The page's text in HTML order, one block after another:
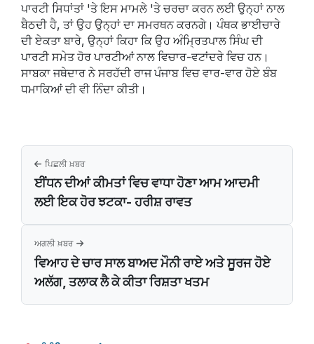
ਪਾਰਟੀ ਸਿਧਾਂਤਾਂ 'ਤੇ ਇਸ ਮਾਮਲੇ 'ਤੇ ਚਰਚਾ ਕਰਨ ਲਈ ਉਨ੍ਹਾਂ ਨਾਲ
ਬੈਠਦੀ ਹੈ, ਤਾਂ ਉਹ ਉਨ੍ਹਾਂ ਦਾ ਸਮਰਥਨ ਕਰਨਗੇ। ਪੰਥਕ ਭਾਈਚਾਰੇ
ਦੀ ਏਕਤਾ ਬਾਰੇ, ਉਨ੍ਹਾਂ ਕਿਹਾ ਕਿ ਉਹ ਅੰਮ੍ਰਿਤਪਾਲ ਸਿੰਘ ਦੀ
ਪਾਰਟੀ ਸਮੇਤ ਹੋਰ ਪਾਰਟੀਆਂ ਨਾਲ ਵਿਚਾਰ-ਵਟਾਂਦਰੇ ਵਿਚ ਹਨ।
ਸਾਬਕਾ ਜਥੇਦਾਰ ਨੇ ਸਰਹੱਦੀ ਰਾਜ ਪੰਜਾਬ ਵਿਚ ਵਾਰ-ਵਾਰ ਹੋਏ ਬੰਬ
ਧਮਾਕਿਆਂ ਦੀ ਵੀ ਨਿੰਦਾ ਕੀਤੀ।
ਪਿਛਲੀ ਖ਼ਬਰ
ਈਂਧਨ ਦੀਆਂ ਕੀਮਤਾਂ ਵਿਚ ਵਾਧਾ ਹੋਣਾ ਆਮ ਆਦਮੀ
ਲਈ ਇਕ ਹੋਰ ਝਟਕਾ- ਹਰੀਸ਼ ਰਾਵਤ
ਅਗਲੀ ਖ਼ਬਰ
ਵਿਆਹ ਦੇ ਚਾਰ ਸਾਲ ਬਾਅਦ ਮੌਨੀ ਰਾਏ ਅਤੇ ਸੂਰਜ ਹੋਏ
ਅਲੱਗ, ਤਲਾਕ ਲੈ ਕੇ ਕੀਤਾ ਰਿਸ਼ਤਾ ਖਤਮ